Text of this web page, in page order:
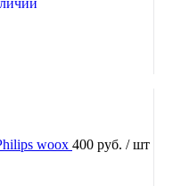
woox 400 руб. / шт